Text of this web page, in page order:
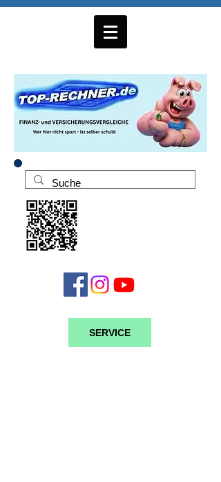
SERVICE